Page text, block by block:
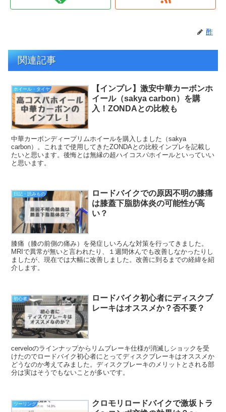
酢
関連記事
ホイール・タイヤ
【インプレ】激安中華カーボンホ
イール（sakya carbon）を購
入！ZONDAとの比較も
中華カーボンディープリムホイールを購入しました（sakya
carbon）。これまで使用してきたZONDAとの比較インプレを記載し
たいと思います。後悔とは無縁の超ハイコスパホイールといっていい
と思います。
日記・読みもの
ロードバイクでの原因不明の膝痛
は膝蓋下脂肪体炎の可能性が高
い？
膝痛（膝の前側の痛み）を発症しいろんな対策を行ってきました。
MRIで異常が無いと言われたり、１週間休んでも改善しなかったりし
ましたが、現在では大幅に改善しました。改善に到るまでの経緯を紹
介します。
初心者
ロードバイク初心者にディスクブ
レーキはオススメか？否不要？
cerveloのラインナップからリムブレーキ仕様が消滅しショックを受
けたのでロードバイク初心者にとってディスクブレーキはオススメか
どうなのか考えてみました。ディスクブレーキのメリットとされる部
分は実はそうでもないことが多いです。
ツーリング
クロモリロードバイクで激坂トラ